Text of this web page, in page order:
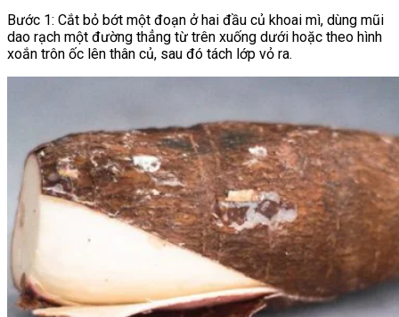
Bước 1: Cắt bỏ bớt một đoạn ở hai đầu củ khoai mì, dùng mũi
dao rạch một đường thẳng từ trên xuống dưới hoặc theo hình
xoắn trôn ốc lên thân củ, sau đó tách lớp vỏ ra.